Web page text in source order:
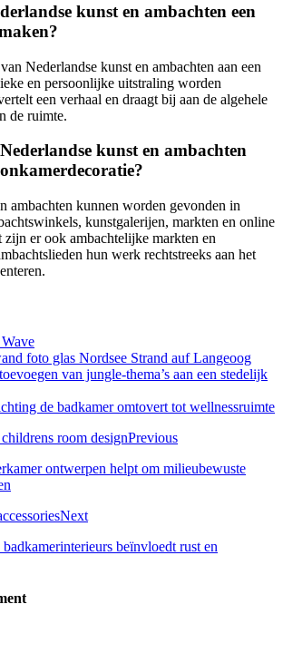
kunst en ambachten een
Nederlandse kunst en ambachten aan een
en persoonlijke uitstraling worden
een verhaal en draagt bij aan de algehele
de ruimte.
kunst en ambachten
ambachten kunnen worden gevonden in
kunstgalerijen, markten en online
zijn er ook ambachtelijke markten en
hun werk rechtstreeks aan het
foto glas Nordsee Strand auf Langeoog
van jungle-thema’s aan een stedelijk
de badkamer omtovert tot wellnessruimte
Previous
ontwerpen helpt om milieubewuste
Next
beïnvloedt rust en